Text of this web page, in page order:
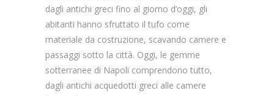
dagli antichi greci fino al giorno d’oggi, gli
abitanti hanno sfruttato il tufo come
materiale da costruzione, scavando camere e
passaggi sotto la città. Oggi, le gemme
sotterranee di Napoli comprendono tutto,
dagli antichi acquedotti greci alle camere